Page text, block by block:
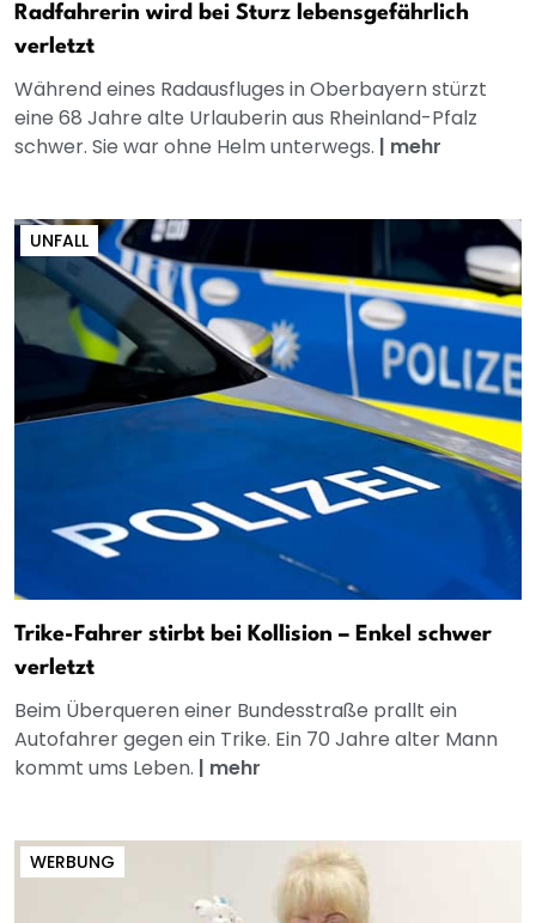
Radfahrerin wird bei Sturz lebensgefährlich
verletzt
Während eines Radausfluges in Oberbayern stürzt
eine 68 Jahre alte Urlauberin aus Rheinland-Pfalz
schwer. Sie war ohne Helm unterwegs. | mehr
UNFALL
Trike-Fahrer stirbt bei Kollision – Enkel schwer
verletzt
Beim Überqueren einer Bundesstraße prallt ein
Autofahrer gegen ein Trike. Ein 70 Jahre alter Mann
kommt ums Leben. | mehr
WERBUNG